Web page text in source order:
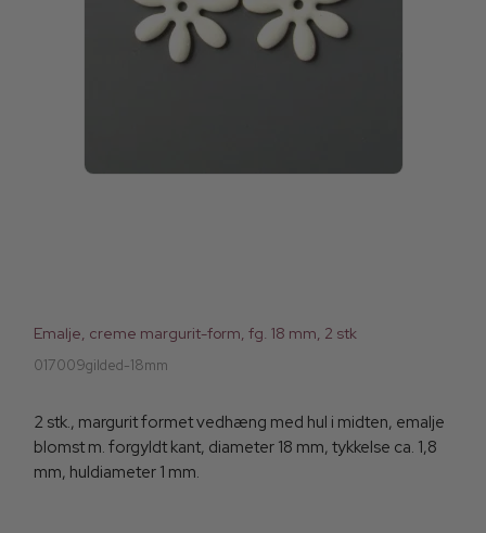
Emalje, creme margurit-form, fg. 18 mm, 2 stk
017009gilded-18mm
2 stk., margurit formet vedhæng med hul i midten, emalje
blomst m. forgyldt kant, diameter 18 mm, tykkelse ca. 1,8
mm, huldiameter 1 mm.